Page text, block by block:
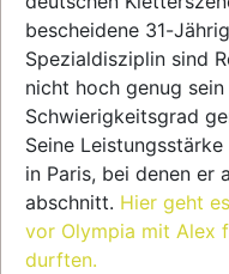
bescheidene 31-
Spezialdisziplin sind
nicht hoch genug
Schwierigkeitsgrad
Seine
in Paris, bei denen er
abschnitt. Hier geht
vor Olympia mit Alex
durften.